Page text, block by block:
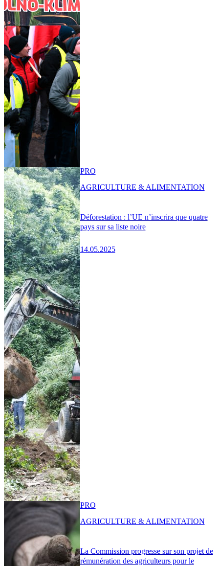
Déforestation : l’UE n’inscrira que quatre
pays sur sa liste noire
14.05.2025
PRO
AGRICULTURE & ALIMENTATION
La Commission progresse sur son projet de
rémunération des agriculteurs pour le
PRO
AGRICULTURE & ALIMENTATION